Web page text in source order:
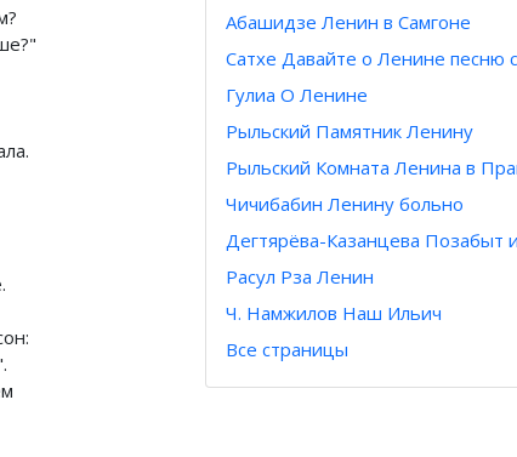
Абашидзе Ленин в Самгоне
Сатхе Давайте о Ленине песню
Гулиа О Ленине
Рыльский Памятник Ленину
Рыльский Комната Ленина в
Чичибабин Ленину больно
Дегтярёва-Казанцева Позабыт
Расул Рза Ленин
Ч. Намжилов Наш Ильич
Все страницы